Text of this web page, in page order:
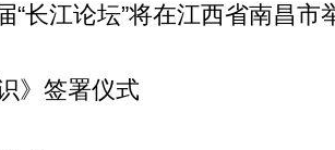
“长江论坛”将在江西省南昌市
》签署仪式